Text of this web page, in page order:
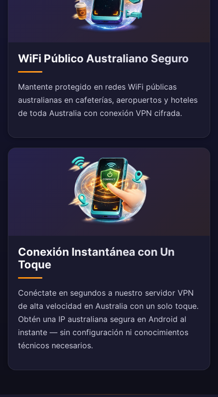
WiFi Público Australiano Seguro
Mantente protegido en redes WiFi públicas
australianas en cafeterías, aeropuertos y hoteles
de toda Australia con conexión VPN cifrada.
Conexión Instantánea con Un
Toque
Conéctate en segundos a nuestro servidor VPN
de alta velocidad en Australia con un solo toque.
Obtén una IP australiana segura en Android al
instante — sin configuración ni conocimientos
técnicos necesarios.